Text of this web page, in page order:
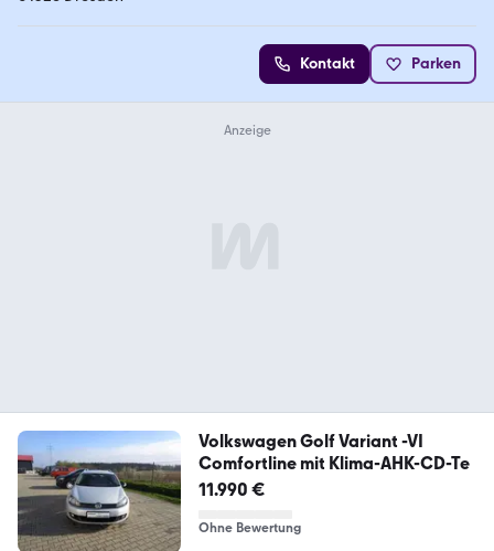
Kontakt Parken
Volkswagen Golf Variant -VI
Comfortline mit Klima-AHK-CD-Te
11.990 €
Ohne Bewertung